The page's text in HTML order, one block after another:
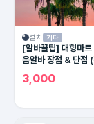
설치 기타
[알바꿀팁] 대형마트
음알바 장점 & 단점
3,000